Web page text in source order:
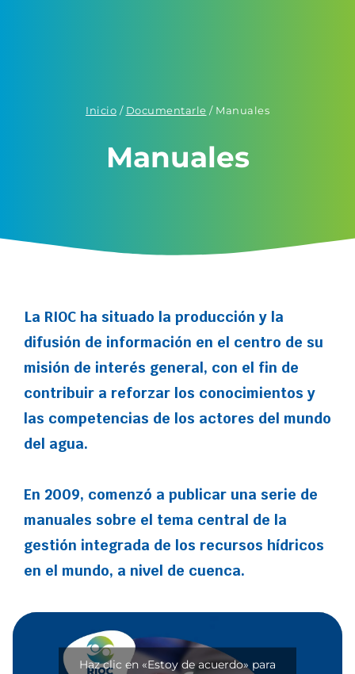
Inicio / Documentarle / Manuales
Manuales
La RIOC ha situado la producción y la
difusión de información en el centro de su
misión de interés general, con el fin de
contribuir a reforzar los conocimientos y
las competencias de los actores del mundo
del agua.
En 2009, comenzó a publicar una serie de
manuales sobre el tema central de la
gestión integrada de los recursos hídricos
en el mundo, a nivel de cuenca.
Haz clic en «Estoy de acuerdo» para